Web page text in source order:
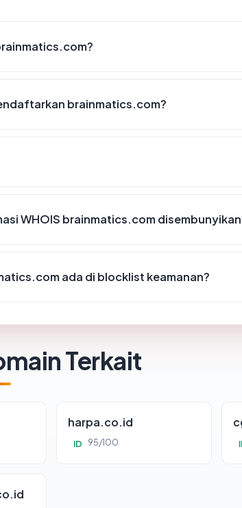
brainmatics.com?
WHOIS brainmatics.com
ada di blocklist keamanan?
Terkait
harpa.co.id
ID 95/100